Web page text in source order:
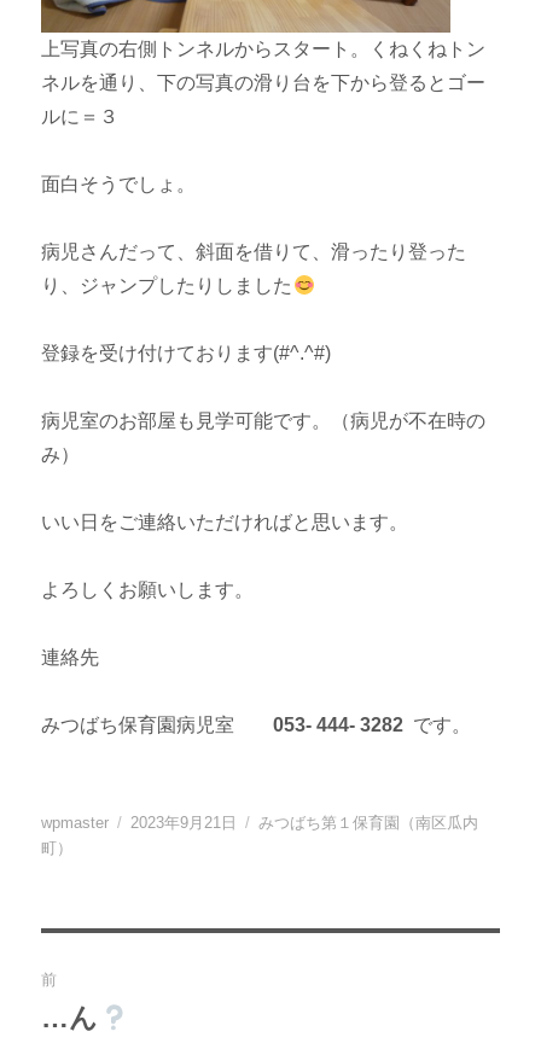
上写真の右側トンネルからスタート。くねくねトン
ネルを通り、下の写真の滑り台を下から登るとゴー
ルに＝３
面白そうでしょ。
病児さんだって、斜面を借りて、滑ったり登った
り、ジャンプしたりしました
登録を受け付けております(#^.^#)
病児室のお部屋も見学可能です。（病児が不在時の
み）
いい日をご連絡いただければと思います。
よろしくお願いします。
連絡先
みつばち保育園病児室053- 444- 3282 です。
投
稿
wpmaster
投
2023年9月21日
カ
みつばち第１保育園（南区瓜内
町）
前
…ん